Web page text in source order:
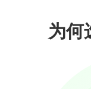
为何